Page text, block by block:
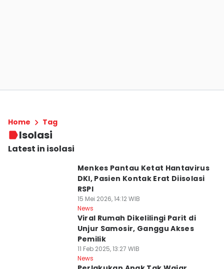
Home Tag
Isolasi
Latest in isolasi
Menkes Pantau Ketat Hantavirus
DKI, Pasien Kontak Erat Diisolasi
RSPI
15 Mei 2026, 14:12 WIB
News
Viral Rumah Dikelilingi Parit di
Unjur Samosir, Ganggu Akses
Pemilik
11 Feb 2025, 13:27 WIB
News